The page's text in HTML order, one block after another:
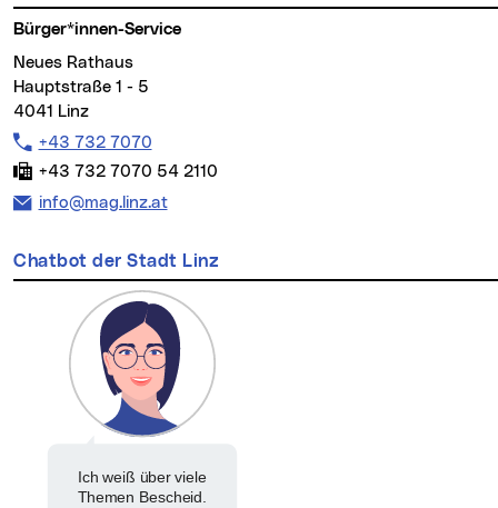
Bürger*innen-Service
Neues Rathaus
Hauptstraße 1 - 5
4041 Linz
Telefon:
+43 732 7070
Fax:
+43 732 7070 54 2110
E-Mail Adresse:
info@mag.linz.at
Chatbot der Stadt Linz
Ich weiß über viele
Themen Bescheid.